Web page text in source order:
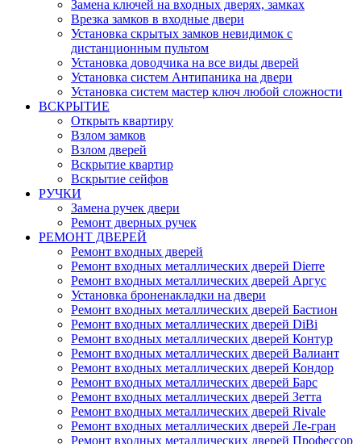
Замена ключей на входных дверях, замках
Врезка замков в входные двери
Установка скрытых замков невидимок с
дистанционным пультом
Установка доводчика на все виды дверей
Установка систем Антипаника на двери
Установка систем мастер ключ любой сложности
ВСКРЫТИЕ
Открыть квартиру
Взлом замков
Взлом дверей
Вскрытие квартир
Вскрытие сейфов
РУЧКИ
Замена ручек двери
Ремонт дверных ручек
РЕМОНТ ДВЕРЕЙ
Ремонт входных дверей
Ремонт входных металлических дверей Dierre
Ремонт входных металлических дверей Аргус
Установка броненакладки на двери
Ремонт входных металлических дверей Бастион
Ремонт входных металлических дверей DiBi
Ремонт входных металлических дверей Контур
Ремонт входных металлических дверей Валиант
Ремонт входных металлических дверей Кондор
Ремонт входных металлических дверей Барс
Ремонт входных металлических дверей Зетта
Ремонт входных металлических дверей Rivale
Ремонт входных металлических дверей Ле-гран
Ремонт входных металлических дверей Профессор